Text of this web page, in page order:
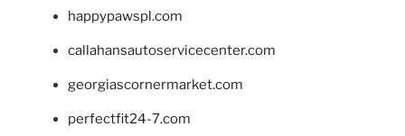
happypawspl.com
callahansautoservicecenter.com
georgiascornermarket.com
perfectfit24-7.com